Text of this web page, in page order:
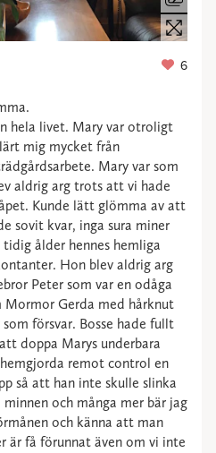
6
hela livet. Mary var otroligt
mig mycket från
Mary var som
aldrig arg trots att vi hade
Kunde lätt glömma av att
sovit kvar, inga sura miner
ålder hennes hemliga
Hon blev aldrig arg
Peter som var en odåga
Gerda med hårknut
försvar. Bosse hade fullt
doppa Marys underbara
remot control en
så att han inte skulle slinka
och många mer bär jag
och känna att man
är få förunnat även om vi inte